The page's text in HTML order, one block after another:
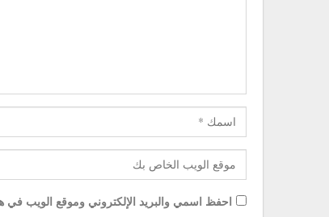
احفظ اسمي والبريد الإلكتروني وموقع الويب في